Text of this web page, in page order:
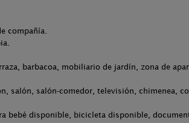
compañía.
barbacoa, mobiliario de jardín, zona de
salón, salón-comedor, televisión, chimenea,
bebé disponible, bicicleta disponible,